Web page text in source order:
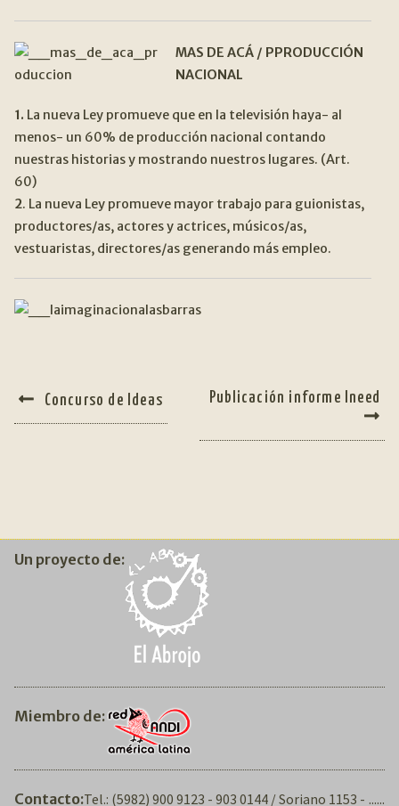
MAS DE ACÁ / PPRODUCCIÓN
NACIONAL
1. La nueva Ley promueve que en la televisión haya- al
menos- un 60% de producción nacional contando
nuestras historias y mostrando nuestros lugares. (Art.
60)
2. La nueva Ley promueve mayor trabajo para guionistas,
productores/as, actores y actrices, músicos/as,
vestuaristas, directores/as generando más empleo.
NAVEGACIÓN
DE
Anterior:
Concurso de Ideas Siguiente:
Publicación informe Ineed
Un proyecto de:
Miembro de:
Contacto:Tel.: (5982) 900 9123 - 903 0144 / Soriano 1153 - ......